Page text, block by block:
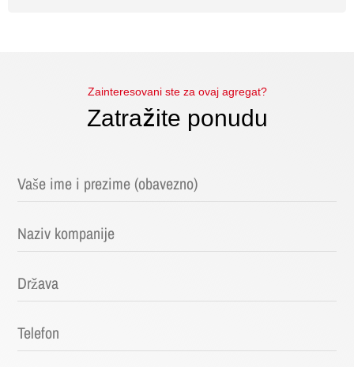
Zainteresovani ste za ovaj agregat?
Zatražite ponudu